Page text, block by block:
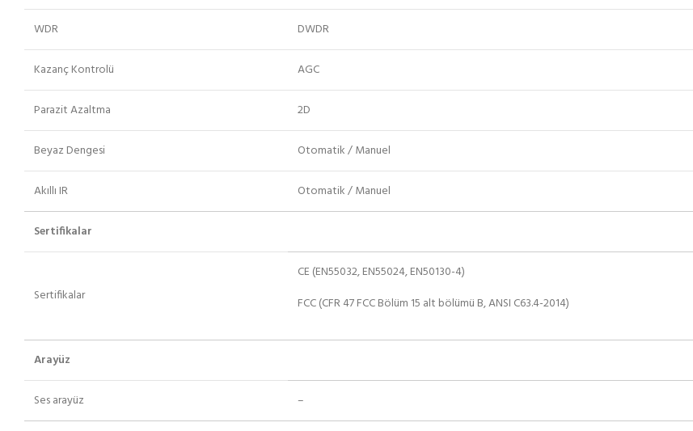
WDR DWDR
Kazanç Kontrolü AGC
Parazit Azaltma 2D
Beyaz Dengesi Otomatik / Manuel
Akıllı IR Otomatik / Manuel
Sertifikalar
Sertifikalar
CE (EN55032, EN55024, EN50130-4)
FCC (CFR 47 FCC Bölüm 15 alt bölümü B, ANSI C63.4-2014)
Arayüz
Ses arayüz –